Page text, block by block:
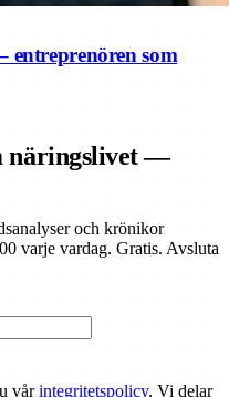
entreprenören som
näringslivet —
och krönikor
varje vardag. Gratis. Avsluta
vårintegritetspolicy. Vi delar